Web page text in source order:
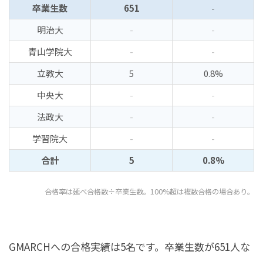
卒業生数 651
-
明治大
-
-
青山学院大
-
-
立教大
5
0.8%
中央大
-
-
法政大
-
-
学習院大
-
-
合計
5 0.8%
合格率は延べ合格数÷卒業生数。100%超は複数合格の場合あり。
GMARCHへの合格実績は5名です。卒業生数が651人な